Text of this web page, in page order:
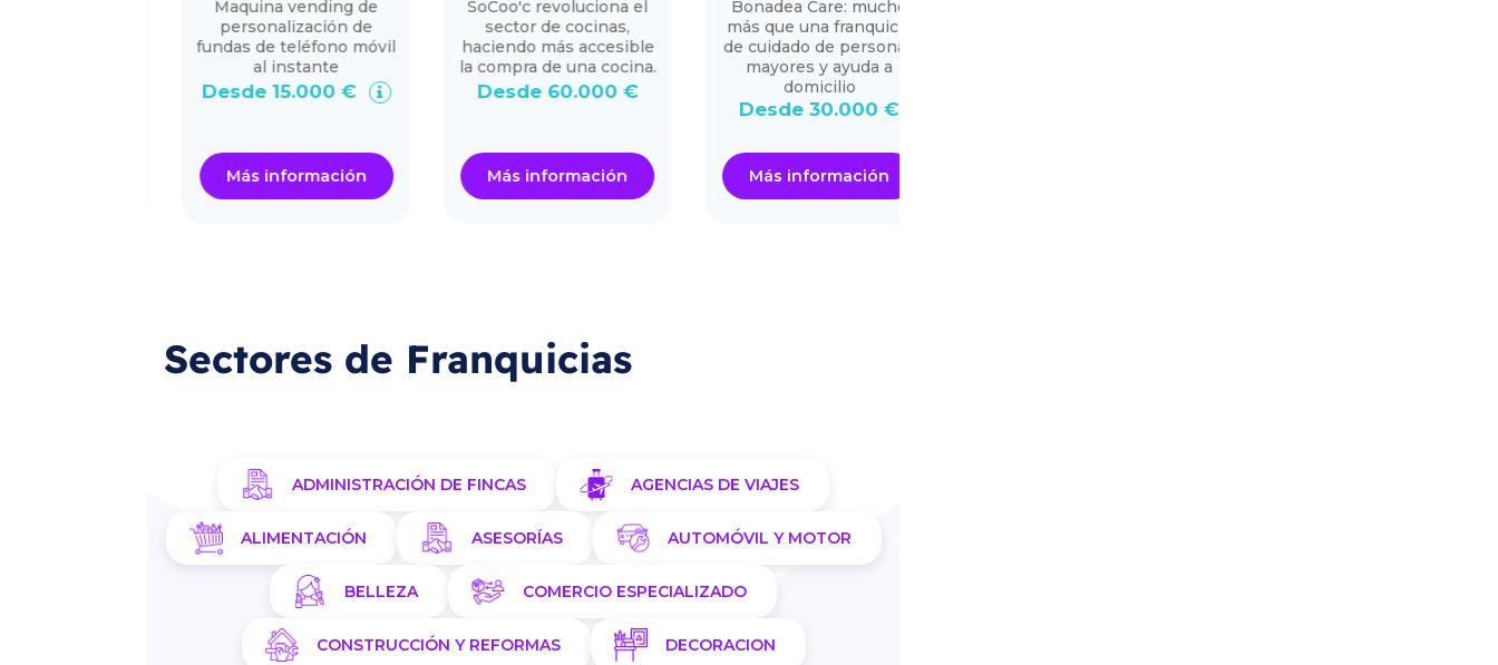
Maquina vending de
personalización de
fundas de teléfono móvil
al instante
Desde 15.000 €
Más información
SoCoo'c revoluciona el
sector de cocinas,
haciendo más accesible
la compra de una cocina.
Desde 60.000 €
Más información
Bonadea Care: mucho
más que una franquicia
de cuidado de personas
mayores y ayuda a
domicilio
Desde 30.000 €
Más información
Sectores de Franquicias
ADMINISTRACIÓN DE FINCAS AGENCIAS DE VIAJES
ALIMENTACIÓN ASESORÍAS AUTOMÓVIL Y MOTOR
BELLEZA COMERCIO ESPECIALIZADO
CONSTRUCCIÓN Y REFORMAS DECORACION